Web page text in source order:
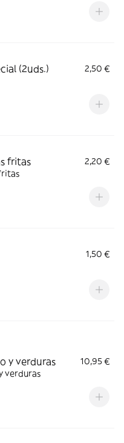
(2uds.)
2,50 €
fritas
2,20 €
1,50 €
y verduras
10,95 €
verduras